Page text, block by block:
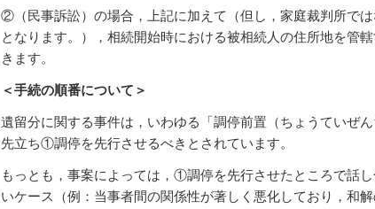
②（民事訴訟）の場合，上記に加えて（但し，家庭裁判所では
となります。），相続開始時における被相続人の住所地を管
きます。
＜手続の順番について＞
遺留分に関する事件は，いわゆる「調停前置（ちょうていぜ
先立ち①調停を先行させるべきとされています。
もっとも，事案によっては，①調停を先行させたところで話
いケース（例：当事者間の関係性が著しく悪化しており，和